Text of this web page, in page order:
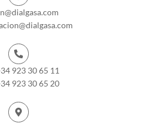
923 30 65 11
923 30 65 20